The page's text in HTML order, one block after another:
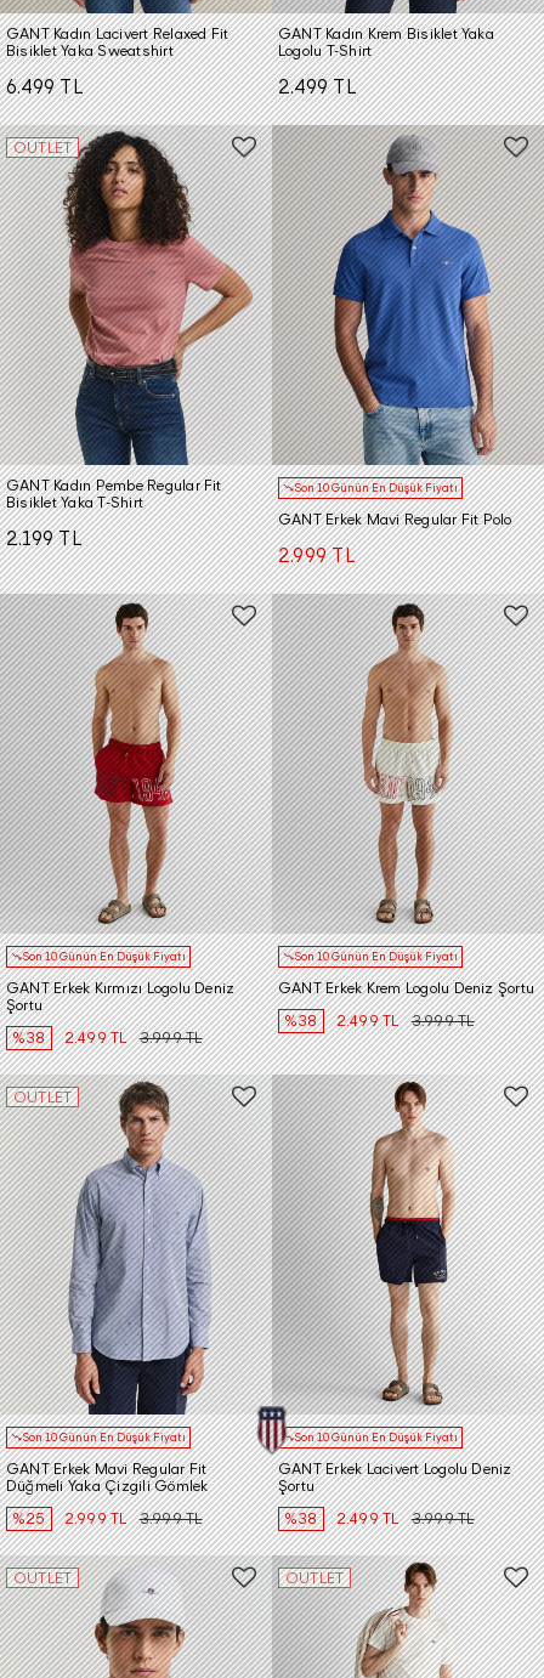
GANT Kadın Lacivert Relaxed Fit
Bisiklet Yaka Sweatshirt
6.499 TL
GANT Kadın Krem Bisiklet Yaka
Logolu T-Shirt
2.499 TL
OUTLET
GANT Kadın Pembe Regular Fit
Bisiklet Yaka T-Shirt
2.199 TL
Son 10 Günün En Düşük Fiyatı
GANT Erkek Mavi Regular Fit Polo
2.999 TL
Son 10 Günün En Düşük Fiyatı
GANT Erkek Kırmızı Logolu Deniz
Şortu
%38
2.499 TL 3.999 TL
Son 10 Günün En Düşük Fiyatı
GANT Erkek Krem Logolu Deniz Şortu
%38
2.499 TL 3.999 TL
OUTLET
Son 10 Günün En Düşük Fiyatı
GANT Erkek Mavi Regular Fit
Düğmeli Yaka Çizgili Gömlek
%25
2.999 TL 3.999 TL
Son 10 Günün En Düşük Fiyatı
GANT Erkek Lacivert Logolu Deniz
Şortu
%38
2.499 TL 3.999 TL
OUTLET OUTLET